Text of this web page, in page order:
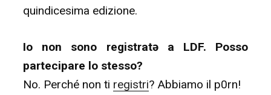
quindicesima edizione.
Io non sono registratə a LDF. Posso
partecipare lo stesso?
No. Perché non ti registri? Abbiamo il p0rn!